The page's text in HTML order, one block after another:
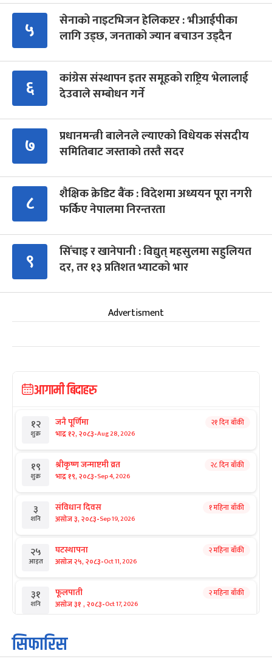
५
सेनाको नाइटभिजन हेलिकप्टर : भीआईपीका
लागि उड्छ, जनताको ज्यान बचाउन उड्दैन
६
कांग्रेस संस्थापन इतर समूहको राष्ट्रिय भेलालाई
देउवाले सम्बोधन गर्ने
७
प्रधानमन्त्री बालेनले ल्याएको विधेयक संसदीय
समितिबाट जस्ताको तस्तै सदर
८
शैक्षिक क्रेडिट बैंक : विदेशमा अध्ययन पूरा नगरी
फर्किए नेपालमा निरन्तरता
९
सिँचाइ र खानेपानी : विद्युत् महसुलमा सहुलियत
दर, तर १३ प्रतिशत भ्याटको भार
Advertisment
आगामी बिदाहरु
१२
शुक्र
जनै पूर्णिमा
भाद्र १२, २०८३-Aug 28, 2026
२१ दिन बाँकी
१९
शुक्र
श्रीकृष्ण जन्माष्टमी व्रत
भाद्र १९, २०८३-Sep 4, 2026
२८ दिन बाँकी
३
शनि
संविधान दिवस
असोज ३, २०८३-Sep 19, 2026
१ महिना बाँकी
२५
आइत
घटस्थापना
असोज २५, २०८३-Oct 11, 2026
२ महिना बाँकी
३१
शनि
फूलपाती
असोज ३१ , २०८३-Oct 17, 2026
२ महिना बाँकी
१
आइत
कार्तिक सङ्क्रान्ति
कार्तिक १, २०८३
सिफारिस